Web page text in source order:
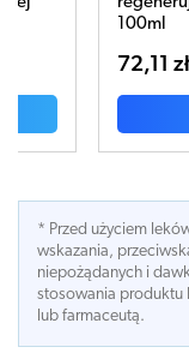
* Przed użyciem
wskazania,
niepożądanych i
stosowania produktu
lub farmaceutą.